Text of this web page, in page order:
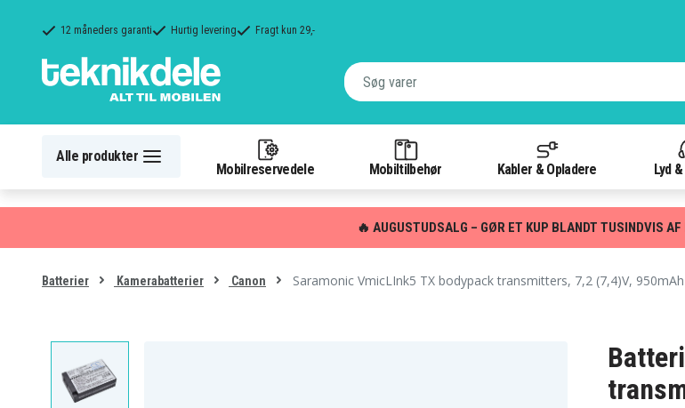
12 måneders garanti Hurtig levering Fragt kun 29,-
Alle produkter
Mobilreservedele Mobiltilbehør Kabler & Opladere Lyd
🔥 AUGUSTUDSALG – GØR ET KUP BLANDT TUSINDVIS AF
Batterier Kamerabatterier Canon Saramonic VmicLInk5 TX bodypack transmitters, 7,2 (7,4)V, 950mAh